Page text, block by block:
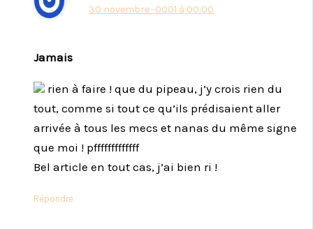
30 novembre -0001 à 00:00
Jamais
rien à faire ! que du pipeau, j’y crois rien du
tout, comme si tout ce qu’ils prédisaient aller
arrivée à tous les mecs et nanas du même signe
que moi ! pfffffffffffff
Bel article en tout cas, j’ai bien ri !
Répondre